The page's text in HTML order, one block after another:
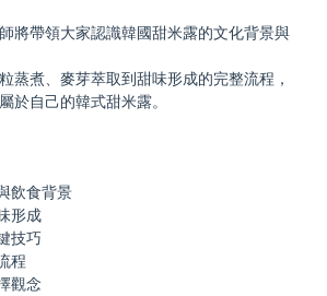
將帶領大家認識韓國甜米露的文化背景與
蒸煮、麥芽萃取到甜味形成的完整流程，
於自己的韓式甜米露。
飲食背景
形成
技巧
程
觀念